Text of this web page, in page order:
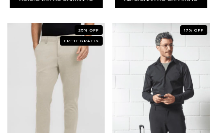
25 % OFF
FRETE GRÁTIS
17 % OFF